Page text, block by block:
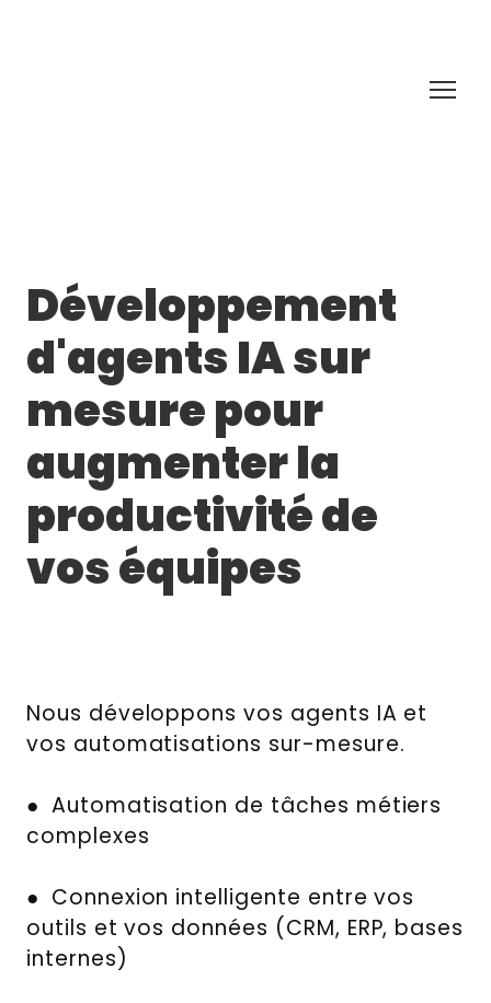
Développement
d'agents IA sur
mesure pour
augmenter la
productivité de
vos équipes
Nous développons vos agents IA et
vos automatisations sur-mesure.
● Automatisation de tâches métiers
complexes
● Connexion intelligente entre vos
outils et vos données (CRM, ERP, bases
internes)